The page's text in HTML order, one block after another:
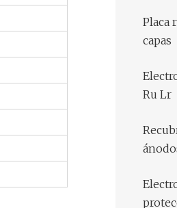
Placa
capas
Ru Lr